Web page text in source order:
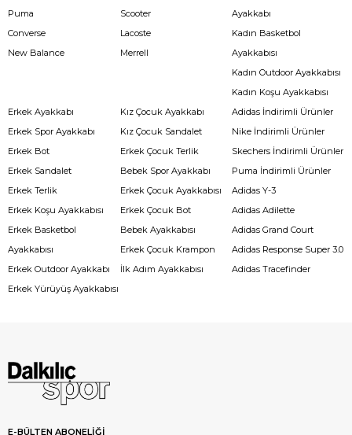
Puma
Converse
New Balance
Scooter
Lacoste
Merrell
Ayakkabı
Kadın Basketbol
Ayakkabısı
Kadın Outdoor Ayakkabısı
Kadın Koşu Ayakkabısı
Erkek Ayakkabı
Erkek Spor Ayakkabı
Erkek Bot
Erkek Sandalet
Erkek Terlik
Erkek Koşu Ayakkabısı
Erkek Basketbol
Ayakkabısı
Erkek Outdoor Ayakkabı
Erkek Yürüyüş Ayakkabısı
Kız Çocuk Ayakkabı
Kız Çocuk Sandalet
Erkek Çocuk Terlik
Bebek Spor Ayakkabı
Erkek Çocuk Ayakkabısı
Erkek Çocuk Bot
Bebek Ayakkabısı
Erkek Çocuk Krampon
İlk Adım Ayakkabısı
Adidas İndirimli Ürünler
Nike İndirimli Ürünler
Skechers İndirimli Ürünler
Puma İndirimli Ürünler
Adidas Y-3
Adidas Adilette
Adidas Grand Court
Adidas Response Super 3.0
Adidas Tracefinder
E-BÜLTEN ABONELİĞİ